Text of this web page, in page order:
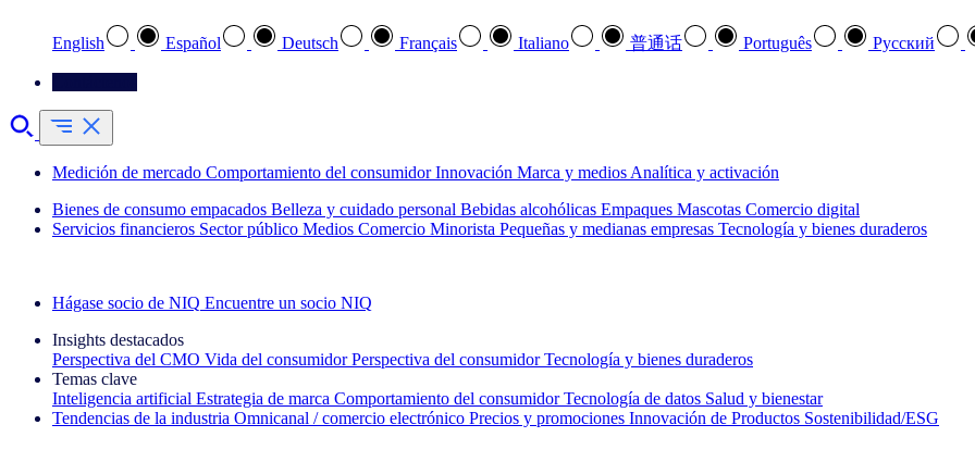
English Español Deutsch Français Italiano 普通话 Português Pусский
Medición de mercado Comportamiento del consumidor Innovación Marca y medios Analítica y activación
Bienes de consumo empacados Belleza y cuidado personal Bebidas alcohólicas Empaques Mascotas Comercio digital
Servicios financieros Sector público Medios Comercio Minorista Pequeñas y medianas empresas Tecnología y bienes duraderos
Hágase socio de NIQ Encuentre un socio NIQ
Insights destacados
Perspectiva del CMO Vida del consumidor Perspectiva del consumidor Tecnología y bienes duraderos
Temas clave
Inteligencia artificial Estrategia de marca Comportamiento del consumidor Tecnología de datos Salud y bienestar
Tendencias de la industria Omnicanal / comercio electrónico Precios y promociones Innovación de Productos Sostenibilidad/ESG